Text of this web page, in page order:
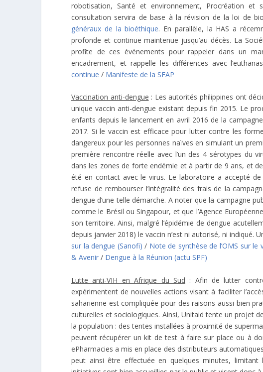
robotisation, Santé et environnement, Procréation
consultation servira de base à la révision de la loi de
généraux de la bioéthique. En parallèle, la HAS a
profonde et continue maintenue jusqu’au décès. La
profite de ces événements pour rappeler dans un
encadrement, et rappelle les différences avec
continue / Manifeste de la SFAP
Vaccination anti-dengue : Les autorités philippines ont
unique vaccin anti-dengue existant depuis fin 2015. Le
enfants depuis le lancement en avril 2016 de la
2017. Si le vaccin est efficace pour lutter contre les
dangereux pour les personnes naïves en simulant un
première rencontre réelle avec l’un des 4 sérotypes du
dans les zones de forte endémie et à partir de 9 ans, et
été en contact avec le virus. Le laboratoire a accepté
refuse de rembourser l’intégralité des frais de la
dengue d’une telle démarche. A noter que la campagne
comme le Brésil ou Singapour, et que l’Agence
son territoire. Ainsi, malgré l’épidémie de dengue
depuis janvier 2018) le vaccin n’est ni autorisé, ni indiqué.
sur la dengue (Sanofi) / Note de synthèse de l’OMS sur
& Avenir / Dengue à la Réunion (actu SPF)
Lutte anti-VIH en Afrique du Sud : Afin de lutter
expérimentent de nouvelles actions visant à faciliter
saharienne est compliquée pour des raisons aussi bien
culturelles et sociologiques. Ainsi, Unitaid tente un projet
la population : des tentes installées à proximité de
peuvent récupérer un kit de test à faire sur place ou à
ePharmacies a mis en place des distributeurs
peut ainsi être effectuée en quelques minutes,